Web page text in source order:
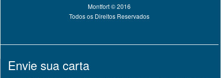
Montfort © 2016
Todos os Direitos Reservados
Envie sua carta